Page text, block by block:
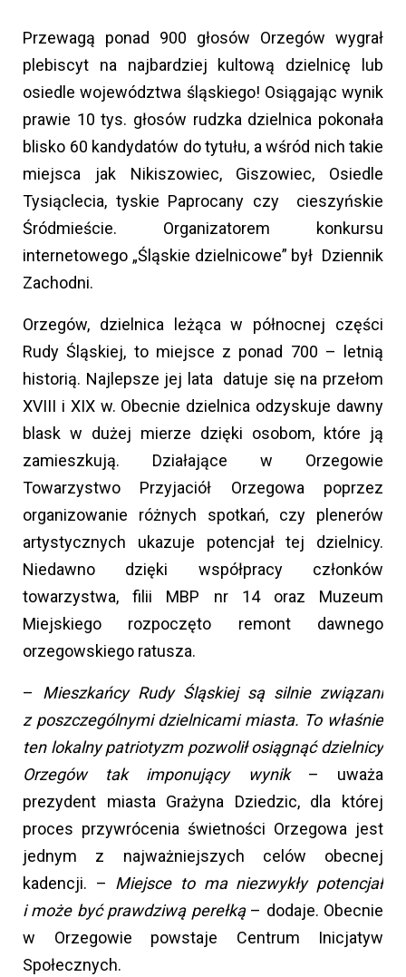
Przewagą ponad 900 głosów Orzegów wygrał
plebiscyt na najbardziej kultową dzielnicę lub
osiedle województwa śląskiego! Osiągając wynik
prawie 10 tys. głosów rudzka dzielnica pokonała
blisko 60 kandydatów do tytułu, a wśród nich takie
miejsca jak Nikiszowiec, Giszowiec, Osiedle
Tysiąclecia, tyskie Paprocany czy cieszyńskie
Śródmieście. Organizatorem konkursu
internetowego „Śląskie dzielnicowe” był Dziennik
Zachodni.
Orzegów, dzielnica leżąca w północnej części
Rudy Śląskiej, to miejsce z ponad 700 – letnią
historią. Najlepsze jej lata datuje się na przełom
XVIII i XIX w. Obecnie dzielnica odzyskuje dawny
blask w dużej mierze dzięki osobom, które ją
zamieszkują. Działające w Orzegowie
Towarzystwo Przyjaciół Orzegowa poprzez
organizowanie różnych spotkań, czy plenerów
artystycznych ukazuje potencjał tej dzielnicy.
Niedawno dzięki współpracy członków
towarzystwa, filii MBP nr 14 oraz Muzeum
Miejskiego rozpoczęto remont dawnego
orzegowskiego ratusza.
– Mieszkańcy Rudy Śląskiej są silnie związani
z poszczególnymi dzielnicami miasta. To właśnie
ten lokalny patriotyzm pozwolił osiągnąć dzielnicy
Orzegów tak imponujący wynik – uważa
prezydent miasta Grażyna Dziedzic, dla której
proces przywrócenia świetności Orzegowa jest
jednym z najważniejszych celów obecnej
kadencji. – Miejsce to ma niezwykły potencjał
i może być prawdziwą perełką– dodaje. Obecnie
w Orzegowie powstaje Centrum Inicjatyw
Społecznych.